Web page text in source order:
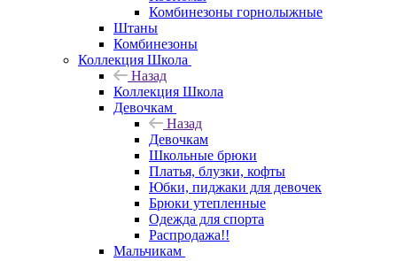
Комбинезоны горнолыжные
Штаны
Комбинезоны
Коллекция Школа
Назад
Коллекция Школа
Девочкам
Назад
Девочкам
Школьные брюки
Платья, блузки, кофты
Юбки, пиджаки для девочек
Брюки утепленные
Одежда для спорта
Распродажа!!
Мальчикам